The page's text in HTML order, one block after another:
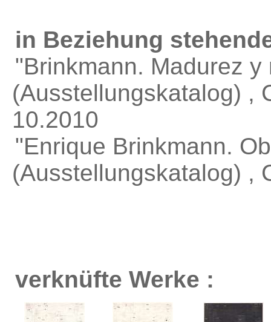
in Beziehung
"Brinkmann. Madurez y
(Ausstellungskatalog) ,
10.2010
"Enrique Brinkmann.
(Ausstellungskatalog) ,
verknüfte Werke :